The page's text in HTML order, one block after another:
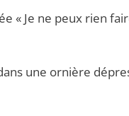
« Je ne peux rien
une ornière